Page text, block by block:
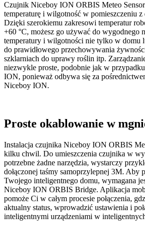
Czujnik Niceboy ION ORBIS Meteo
temperaturę i wilgotność w pomieszczeniu z
Dzięki szerokiemu zakresowi temperatur
+60 °C, możesz go używać do wygodnego
temperatury i wilgotności nie tylko w domu
do prawidłowego przechowywania
szklarniach do uprawy roślin itp.
niezwykle proste, podobnie jak w
ION, ponieważ odbywa się za
Niceboy ION.
Proste okablowanie w
Instalacja czujnika Niceboy ION ORBIS
kilku chwil. Do umieszczenia czujnika w
potrzebne żadne narzędzia, wystarczy
dołączonej taśmy samoprzylepnej 3M. Aby
Twojego inteligentnego domu, wymagana
Niceboy ION ORBIS Bridge. Aplikacja
pomoże Ci w całym procesie połączenia,
aktualny status, wprowadzić ustawienia i
inteligentnymi urządzeniami w